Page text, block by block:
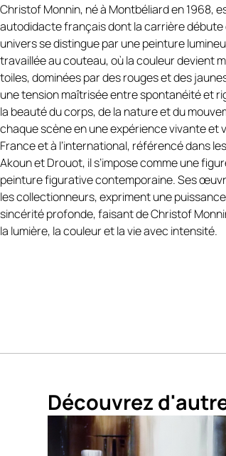
francais/christof-monnin/.
Les rouges flamboyants de Abstrait
s’entrechoquent avec des nuances noires,
créant une tension visuelle saisissante. Des
métalliques viennent rythmer l’ensemble,
éclat à la composition. La matière, travaillée
l’œuvre une dimension tactile et presque
Abstrait Panoramique est disponible au
120 cm, cette création s’impose comme une
pour structurer un espace contemporain
Livrée avec son certificat d’authenticité
garantit originalité et valeur.
Technique : Peinture acrylique au
Support : Toile
Formats disponibles : 6
Œuvre originale
Christof Monnin, né à Montbéliard en 1968,
autodidacte français dont la carrière débute
univers se distingue par une peinture
travaillée au couteau, où la couleur devient
toiles, dominées par des rouges et des
une tension maîtrisée entre spontanéité et
la beauté du corps, de la nature et du
chaque scène en une expérience vivante et
France et à l’international, référencé dans
Akoun et Drouot, il s’impose comme une
peinture figurative contemporaine. Ses
les collectionneurs, expriment une
sincérité profonde, faisant de Christof
la lumière, la couleur et la vie avec intensité.
Découvrez